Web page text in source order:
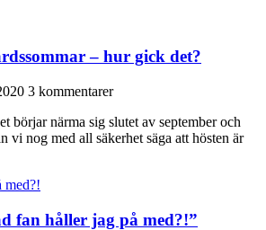
– hur gick det?
3 kommentarer
börjar närma sig slutet av september och
vi nog med all säkerhet säga att hösten är
fan håller jag på med?!”